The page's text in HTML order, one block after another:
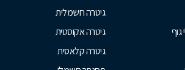
גוף
גיטרה חשמלית
גיטרה אקוסטית
גיטרה קלאסית